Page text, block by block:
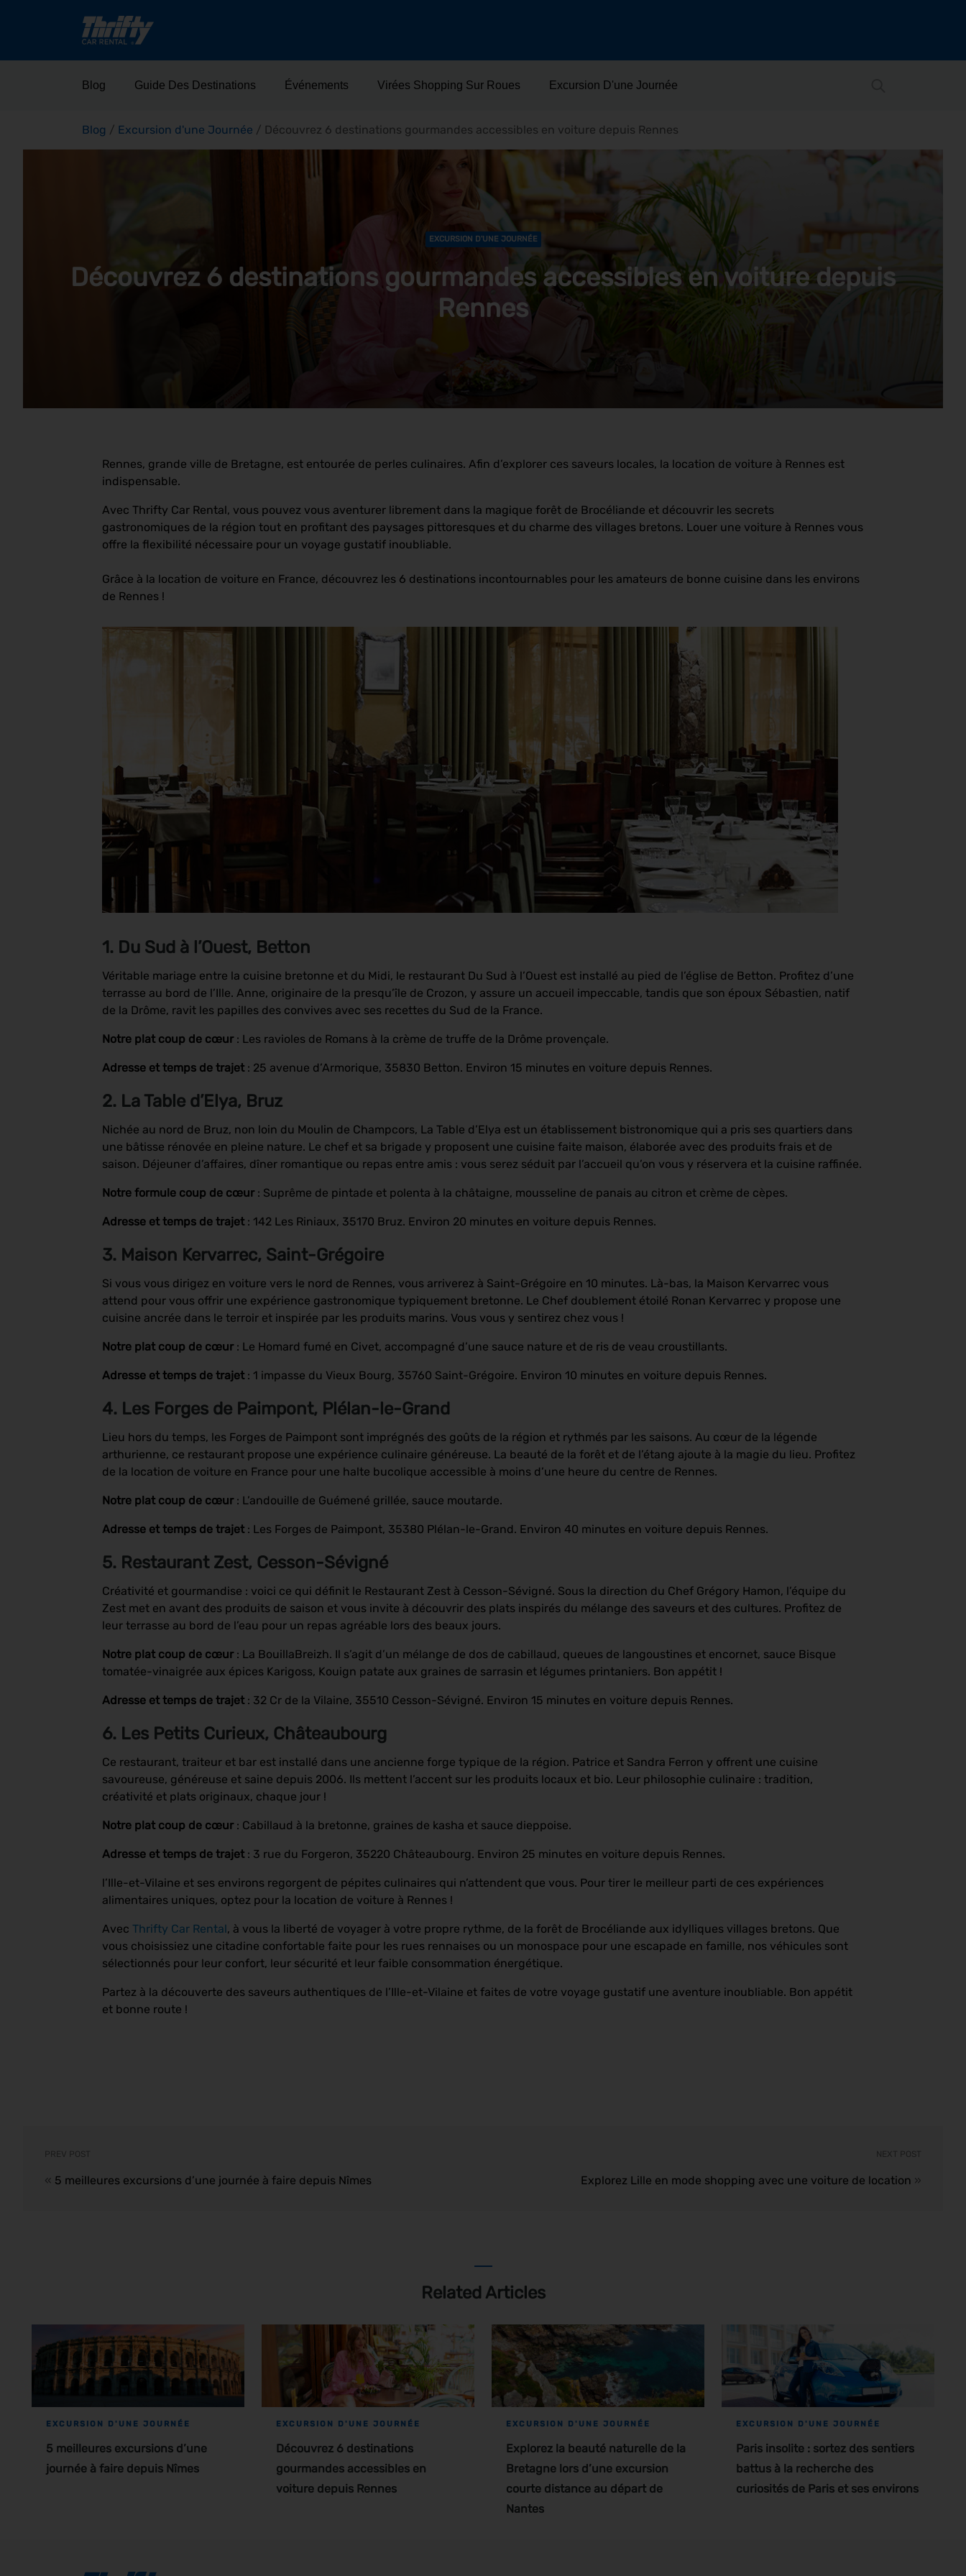
Blog Guide Des Destinations Événements Virées Shopping Sur Roues Excursion D'une Journée
Blog / Excursion d'une Journée / Découvrez 6 destinations gourmandes accessibles en voiture depuis Rennes
EXCURSION D'UNE JOURNÉE
Découvrez 6 destinations gourmandes accessibles en voiture depuis
Rennes
Rennes, grande ville de Bretagne, est entourée de perles culinaires. Afin d’explorer ces saveurs locales, la location de voiture à Rennes est
indispensable.
Avec Thrifty Car Rental, vous pouvez vous aventurer librement dans la magique forêt de Brocéliande et découvrir les secrets
gastronomiques de la région tout en profitant des paysages pittoresques et du charme des villages bretons. Louer une voiture à Rennes vous
offre la flexibilité nécessaire pour un voyage gustatif inoubliable.
Grâce à la location de voiture en France, découvrez les 6 destinations incontournables pour les amateurs de bonne cuisine dans les environs
de Rennes !
1. Du Sud à l’Ouest, Betton
Véritable mariage entre la cuisine bretonne et du Midi, le restaurant Du Sud à l’Ouest est installé au pied de l’église de Betton. Profitez d’une
terrasse au bord de l’Ille. Anne, originaire de la presqu’île de Crozon, y assure un accueil impeccable, tandis que son époux Sébastien, natif
de la Drôme, ravit les papilles des convives avec ses recettes du Sud de la France.
Notre plat coup de cœur: Les ravioles de Romans à la crème de truffe de la Drôme provençale.
Adresse et temps de trajet : 25 avenue d’Armorique, 35830 Betton. Environ 15 minutes en voiture depuis Rennes.
2. La Table d’Elya, Bruz
Nichée au nord de Bruz, non loin du Moulin de Champcors, La Table d’Elya est un établissement bistronomique qui a pris ses quartiers dans
une bâtisse rénovée en pleine nature. Le chef et sa brigade y proposent une cuisine faite maison, élaborée avec des produits frais et de
saison. Déjeuner d’affaires, dîner romantique ou repas entre amis : vous serez séduit par l’accueil qu’on vous y réservera et la cuisine raffinée.
Notre formule coup de cœur: Suprême de pintade et polenta à la châtaigne, mousseline de panais au citron et crème de cèpes.
Adresse et temps de trajet : 142 Les Riniaux, 35170 Bruz. Environ 20 minutes en voiture depuis Rennes.
3. Maison Kervarrec, Saint-Grégoire
Si vous vous dirigez en voiture vers le nord de Rennes, vous arriverez à Saint-Grégoire en 10 minutes. Là-bas, la Maison Kervarrec vous
attend pour vous offrir une expérience gastronomique typiquement bretonne. Le Chef doublement étoilé Ronan Kervarrec y propose une
cuisine ancrée dans le terroir et inspirée par les produits marins. Vous vous y sentirez chez vous !
Notre plat coup de cœur: Le Homard fumé en Civet, accompagné d’une sauce nature et de ris de veau croustillants.
Adresse et temps de trajet : 1 impasse du Vieux Bourg, 35760 Saint-Grégoire. Environ 10 minutes en voiture depuis Rennes.
4. Les Forges de Paimpont, Plélan-le-Grand
Lieu hors du temps, les Forges de Paimpont sont imprégnés des goûts de la région et rythmés par les saisons. Au cœur de la légende
arthurienne, ce restaurant propose une expérience culinaire généreuse. La beauté de la forêt et de l’étang ajoute à la magie du lieu. Profitez
de la location de voiture en France pour une halte bucolique accessible à moins d’une heure du centre de Rennes.
Notre plat coup de cœur : L’andouille de Guémené grillée, sauce moutarde.
Adresse et temps de trajet : Les Forges de Paimpont, 35380 Plélan-le-Grand. Environ 40 minutes en voiture depuis Rennes.
5. Restaurant Zest, Cesson-Sévigné
Créativité et gourmandise : voici ce qui définit le Restaurant Zest à Cesson-Sévigné. Sous la direction du Chef Grégory Hamon, l’équipe du
Zest met en avant des produits de saison et vous invite à découvrir des plats inspirés du mélange des saveurs et des cultures. Profitez de
leur terrasse au bord de l’eau pour un repas agréable lors des beaux jours.
Notre plat coup de cœur : La BouillaBreizh. Il s’agit d’un mélange de dos de cabillaud, queues de langoustines et encornet, sauce Bisque
tomatée-vinaigrée aux épices Karigoss, Kouign patate aux graines de sarrasin et légumes printaniers. Bon appétit !
Adresse et temps de trajet : 32 Cr de la Vilaine, 35510 Cesson-Sévigné. Environ 15 minutes en voiture depuis Rennes.
6. Les Petits Curieux, Châteaubourg
Ce restaurant, traiteur et bar est installé dans une ancienne forge typique de la région. Patrice et Sandra Ferron y offrent une cuisine
savoureuse, généreuse et saine depuis 2006. Ils mettent l’accent sur les produits locaux et bio. Leur philosophie culinaire : tradition,
créativité et plats originaux, chaque jour !
Notre plat coup de cœur: Cabillaud à la bretonne, graines de kasha et sauce dieppoise.
Adresse et temps de trajet : 3 rue du Forgeron, 35220 Châteaubourg. Environ 25 minutes en voiture depuis Rennes.
l’Ille-et-Vilaine et ses environs regorgent de pépites culinaires qui n’attendent que vous. Pour tirer le meilleur parti de ces expériences
alimentaires uniques, optez pour la location de voiture à Rennes !
Avec Thrifty Car Rental, à vous la liberté de voyager à votre propre rythme, de la forêt de Brocéliande aux idylliques villages bretons. Que
vous choisissiez une citadine confortable faite pour les rues rennaises ou un monospace pour une escapade en famille, nos véhicules sont
sélectionnés pour leur confort, leur sécurité et leur faible consommation énergétique.
Partez à la découverte des saveurs authentiques de l’Ille-et-Vilaine et faites de votre voyage gustatif une aventure inoubliable. Bon appétit
et bonne route !
PREV POST
« 5 meilleures excursions d’une journée à faire depuis Nîmes
NEXT POST
Explorez Lille en mode shopping avec une voiture de location »
Related Articles
EXCURSION D'UNE JOURNÉE
5 meilleures excursions d’une
journée à faire depuis Nîmes
EXCURSION D'UNE JOURNÉE
Découvrez 6 destinations
gourmandes accessibles en
voiture depuis Rennes
EXCURSION D'UNE JOURNÉE
Explorez la beauté naturelle de la
Bretagne lors d’une excursion
courte distance au départ de
Nantes
EXCURSION D'UNE JOURNÉE
Paris insolite : sortez des sentiers
battus à la recherche des
curiosités de Paris et ses environs